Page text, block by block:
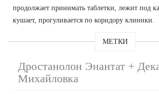
продолжает принимать таблетки, лежит под
кушает, прогуливается по коридору клиники.
МЕТКИ
Дростанолон Энантат +
Михайловка